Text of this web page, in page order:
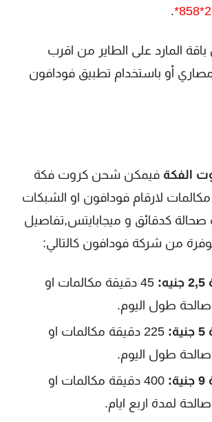
.
المارد على الطاير من اقرب
أو باستخدام تطبيق فودافون
الفكة فيمكن شحن كروت فكة
مكالمات لارقام فودافون او الشبكات
صحالة كدقائق و ميجابايتس,تفاصيل
من شركة فودافون كالتالي:
45 دقيقة مكالمات او
طول اليوم.
225 دقيقة مكالمات او
طول اليوم.
400 دقيقة مكالمات او
لمدة اربع ايام.